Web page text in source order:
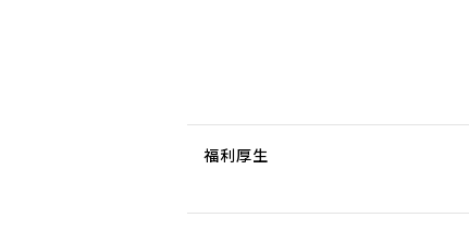
福利厚生